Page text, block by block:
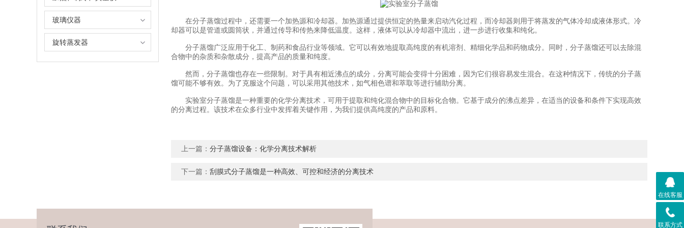
玻璃仪器
旋转蒸发器
在分子蒸馏过程中，还需要一个加热源和冷却器。加热源通过提供恒定的热量来启动汽化过程，而冷却器则用于将蒸发的气体冷却成液体形式。冷
却器可以是管道或圆筒状，并通过传导和传热来降低温度。这样，液体可以从冷却器中流出，进一步进行收集和纯化。
分子蒸馏广泛应用于化工、制药和食品行业等领域。它可以有效地提取高纯度的有机溶剂、精细化学品和药物成分。同时，分子蒸馏还可以去除混
合物中的杂质和杂散成分，提高产品的质量和纯度。
然而，分子蒸馏也存在一些限制。对于具有相近沸点的成分，分离可能会变得十分困难，因为它们很容易发生混合。在这种情况下，传统的分子蒸
馏可能不够有效。为了克服这个问题，可以采用其他技术，如气相色谱和萃取等进行辅助分离。
实验室分子蒸馏是一种重要的化学分离技术，可用于提取和纯化混合物中的目标化合物。它基于成分的沸点差异，在适当的设备和条件下实现高效
的分离过程。该技术在众多行业中发挥着关键作用，为我们提供高纯度的产品和原料。
上一篇： 分子蒸馏设备：化学分离技术解析
下一篇： 刮膜式分子蒸馏是一种高效、可控和经济的分离技术
在线客服
联系方式